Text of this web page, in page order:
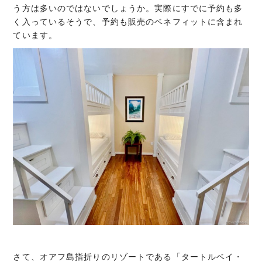
う方は多いのではないでしょうか。実際にすでに予約も多
く入っているそうで、予約も販売のベネフィットに含まれ
ています。
さて、オアフ島指折りのリゾートである「タートルベイ・